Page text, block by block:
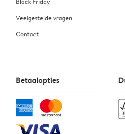
Veelgestelde vragen
Contact
Betaalopties